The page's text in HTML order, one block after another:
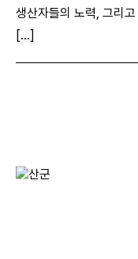
생산자들의 노력, 그리
[...]